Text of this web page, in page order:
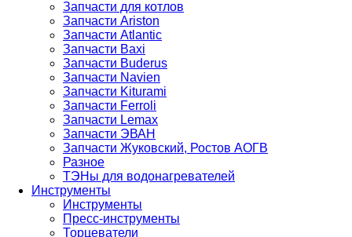
Запчасти для котлов
Запчасти Ariston
Запчасти Atlantic
Запчасти Baxi
Запчасти Buderus
Запчасти Navien
Запчасти Kiturami
Запчасти Ferroli
Запчасти Lemax
Запчасти ЭВАН
Запчасти Жуковский, Ростов АОГВ
Разное
ТЭНы для водонагревателей
Инструменты
Инструменты
Пресс-инструменты
Торцеватели